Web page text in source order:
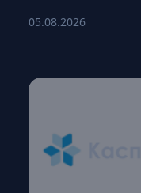
05.08.2026